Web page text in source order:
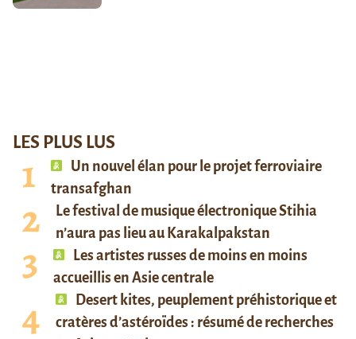
LES PLUS LUS
Un nouvel élan pour le projet ferroviaire
transafghan
Le festival de musique électronique Stihia
n’aura pas lieu au Karakalpakstan
Les artistes russes de moins en moins
accueillis en Asie centrale
Desert kites, peuplement préhistorique et
cratères d’astéroïdes : résumé de recherches